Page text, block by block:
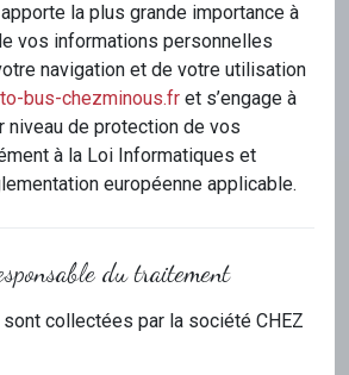
la plus grande importance à
vos informations personnelles
navigation et de votre utilisation
bus-chezminous.fr et s’engage à
niveau de protection de vos
à la Loi Informatiques et
européenne applicable.
du traitement
collectées par la société CHEZ